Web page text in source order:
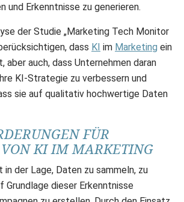
und Erkenntnisse zu generieren.
der Studie „Marketing Tech Monitor
dass KI im Marketing ein
aber auch, dass Unternehmen daran
KI-Strategie zu verbessern und
sie auf qualitativ hochwertige Daten
FÜR
KI IM MARKETING
in der Lage, Daten zu sammeln, zu
Grundlage dieser Erkenntnisse